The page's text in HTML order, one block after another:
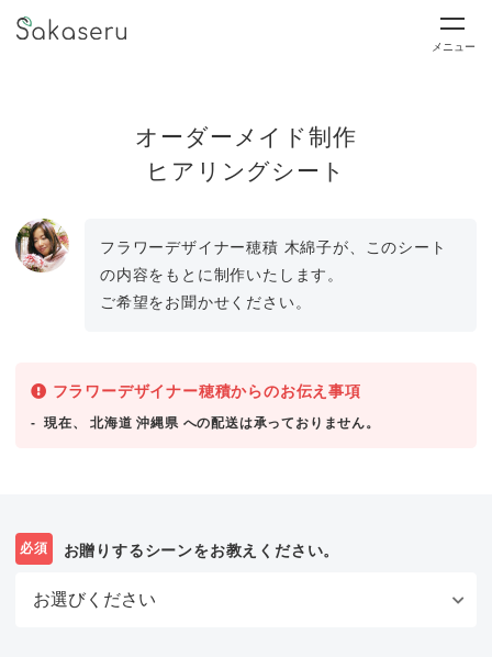
メニュー
オーダーメイド制作
ヒアリングシート
フラワーデザイナー穂積 木綿子が、このシート
の内容をもとに制作いたします。
ご希望をお聞かせください。
フラワーデザイナー穂積からのお伝え事項
現在、 北海道 沖縄県 への配送は承っておりません。
必須 お贈りするシーンをお教えください。